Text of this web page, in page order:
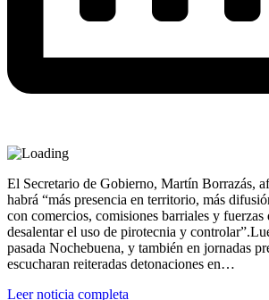
El Secretario de Gobierno, Martín Borrazás,
habrá “más presencia en territorio, más
con comercios, comisiones barriales y fuerzas
desalentar el uso de pirotecnia y
pasada Nochebuena, y también en jornadas
escucharan reiteradas detonaciones en…
Leer noticia completa